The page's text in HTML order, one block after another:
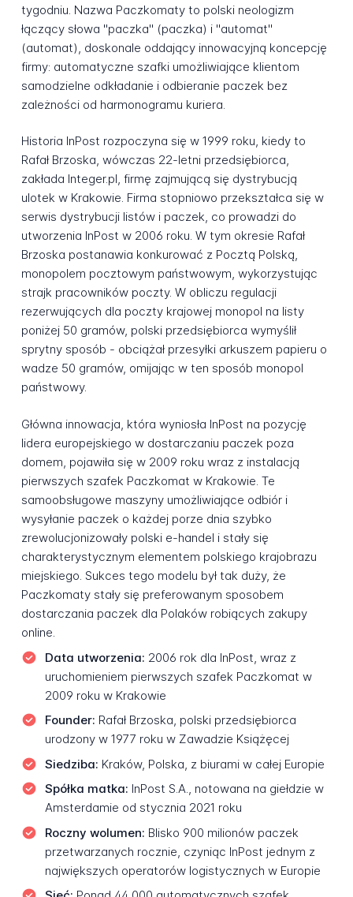
tygodniu. Nazwa Paczkomaty to polski neologizm
łączący słowa "paczka" (paczka) i "automat"
(automat), doskonale oddający innowacyjną koncepcję
firmy: automatyczne szafki umożliwiające klientom
samodzielne odkładanie i odbieranie paczek bez
zależności od harmonogramu kuriera.
Historia InPost rozpoczyna się w 1999 roku, kiedy to
Rafał Brzoska, wówczas 22-letni przedsiębiorca,
zakłada Integer.pl, firmę zajmującą się dystrybucją
ulotek w Krakowie. Firma stopniowo przekształca się w
serwis dystrybucji listów i paczek, co prowadzi do
utworzenia InPost w 2006 roku. W tym okresie Rafał
Brzoska postanawia konkurować z Pocztą Polską,
monopolem pocztowym państwowym, wykorzystując
strajk pracowników poczty. W obliczu regulacji
rezerwujących dla poczty krajowej monopol na listy
poniżej 50 gramów, polski przedsiębiorca wymyślił
sprytny sposób - obciążał przesyłki arkuszem papieru o
wadze 50 gramów, omijając w ten sposób monopol
państwowy.
Główna innowacja, która wyniosła InPost na pozycję
lidera europejskiego w dostarczaniu paczek poza
domem, pojawiła się w 2009 roku wraz z instalacją
pierwszych szafek Paczkomat w Krakowie. Te
samoobsługowe maszyny umożliwiające odbiór i
wysyłanie paczek o każdej porze dnia szybko
zrewolucjonizowały polski e-handel i stały się
charakterystycznym elementem polskiego krajobrazu
miejskiego. Sukces tego modelu był tak duży, że
Paczkomaty stały się preferowanym sposobem
dostarczania paczek dla Polaków robiących zakupy
online.
Data utworzenia: 2006 rok dla InPost, wraz z
uruchomieniem pierwszych szafek Paczkomat w
2009 roku w Krakowie
Founder: Rafał Brzoska, polski przedsiębiorca
urodzony w 1977 roku w Zawadzie Książęcej
Siedziba: Kraków, Polska, z biurami w całej Europie
Spółka matka: InPost S.A., notowana na giełdzie w
Amsterdamie od stycznia 2021 roku
Roczny wolumen: Blisko 900 milionów paczek
przetwarzanych rocznie, czyniąc InPost jednym z
największych operatorów logistycznych w Europie